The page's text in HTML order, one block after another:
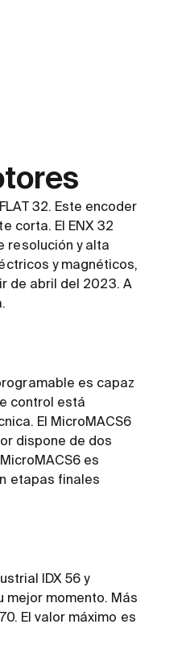
32. Este encoder
corta. El ENX 32
resolución y alta
y magnéticos,
de abril del 2023. A
es capaz
control está
El MicroMACS6
dispone de dos
es
etapas finales
IDX 56 y
mejor momento. Más
El valor máximo es